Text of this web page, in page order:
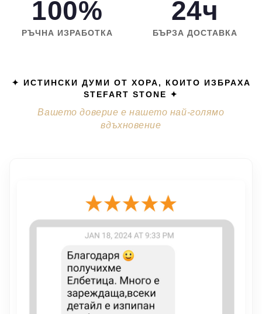
100%
РЪЧНА ИЗРАБОТКА
24ч
БЪРЗА ДОСТАВКА
✦ ИСТИНСКИ ДУМИ ОТ ХОРА, КОИТО ИЗБРАХА
STEFART STONE ✦
Вашето доверие е нашето най-голямо
вдъхновение